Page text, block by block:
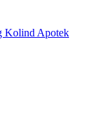
Kolind Apotek